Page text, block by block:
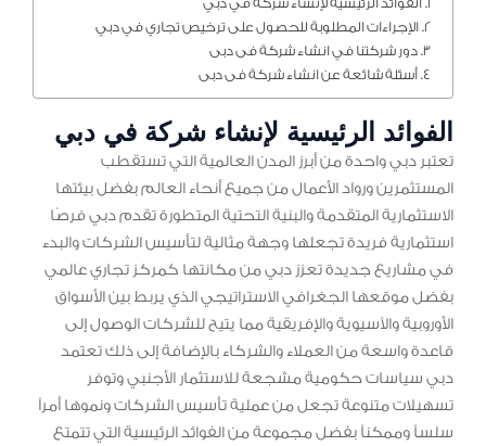
الفوائد الرئيسية لإنشاء شركة في دبي
الإجراءات المطلوبة للحصول على ترخيص تجاري في دبي
دور شركتنا في انشاء شركة فى دبى
أسئلة شائعة عن انشاء شركة فى دبى
الفوائد الرئيسية لإنشاء شركة في دبي
تعتبر دبي واحدة من أبرز المدن العالمية التي تستقطب
المستثمرين ورواد الأعمال من جميع أنحاء العالم بفضل بيئتها
الاستثمارية المتقدمة والبنية التحتية المتطورة تقدم دبي فرصًا
استثمارية فريدة تجعلها وجهة مثالية لتأسيس الشركات والبدء
في مشاريع جديدة تعزز دبي من مكانتها كمركز تجاري عالمي
بفضل موقعها الجغرافي الاستراتيجي الذي يربط بين الأسواق
الأوروبية والآسيوية والإفريقية مما يتيح للشركات الوصول إلى
قاعدة واسعة من العملاء والشركاء بالإضافة إلى ذلك تعتمد
دبي سياسات حكومية مشجعة للاستثمار الأجنبي وتوفر
تسهيلات متنوعة تجعل من عملية تأسيس الشركات ونموها أمراً
سلساً وممكناً بفضل مجموعة من الفوائد الرئيسية التي تتمتع